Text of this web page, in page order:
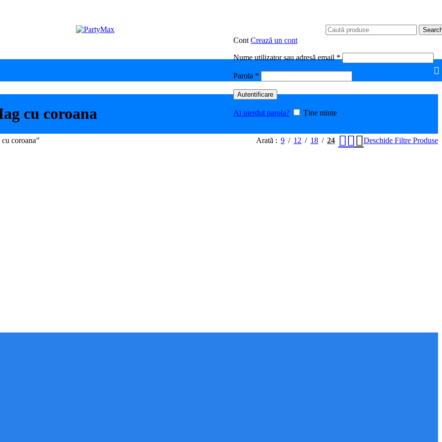
Cont Crează un cont
Nume utilizator sau adresă email*
Parola *
Autentificare
Ai pierdut parola? Ține minte
cu coroana
coroana” Arată 9 12 18 24 Deschide Filtre Produse